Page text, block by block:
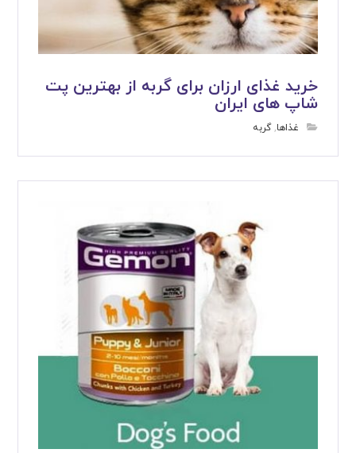
خرید غذای ارزان برای گربه از بهترین پت
شاپ های ایران
غذاها,گربه